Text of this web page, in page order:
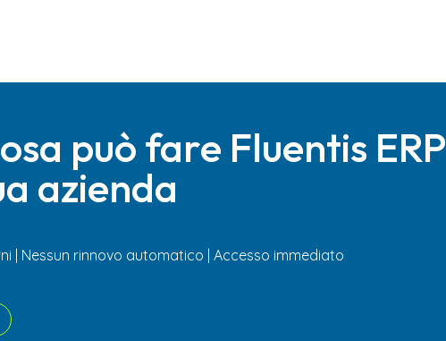
può fare Fluentis ERP
azienda
| Nessun rinnovo automatico | Accesso immediato